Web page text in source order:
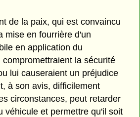
de la paix, qui est convaincu
mise en fourrière d'un
en application du
compromettraient la sécurité
lui causeraient un préjudice
à son avis, difficilement
circonstances, peut retarder
véhicule et permettre qu'il soit